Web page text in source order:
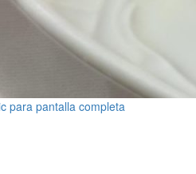
para pantalla completa